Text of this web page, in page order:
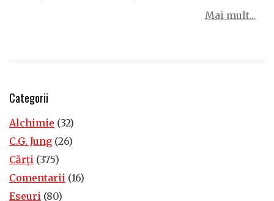
Mai mult...
Categorii
Alchimie (32)
C.G. Jung (26)
Cărţi (375)
Comentarii (16)
Eseuri (80)